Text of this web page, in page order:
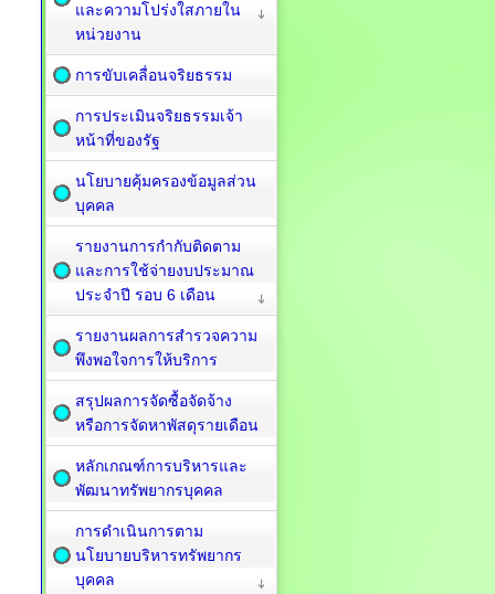
และความโปร่งใสภายใน
หน่วยงาน
การขับเคลื่อนจริยธรรม
การประเมินจริยธรรมเจ้า
หน้าที่ของรัฐ
นโยบายคุ้มครองข้อมูลส่วน
บุคคล
รายงานการกำกับติดตาม
และการใช้จ่ายงบประมาณ
ประจำปี รอบ 6 เดือน
รายงานผลการสำรวจความ
พึงพอใจการให้บริการ
สรุปผลการจัดซื้อจัดจ้าง
หรือการจัดหาพัสดุรายเดือน
หลักเกณฑ์การบริหารและ
พัฒนาทรัพยากรบุคคล
การดำเนินการตาม
นโยบายบริหารทรัพยากร
บุคคล